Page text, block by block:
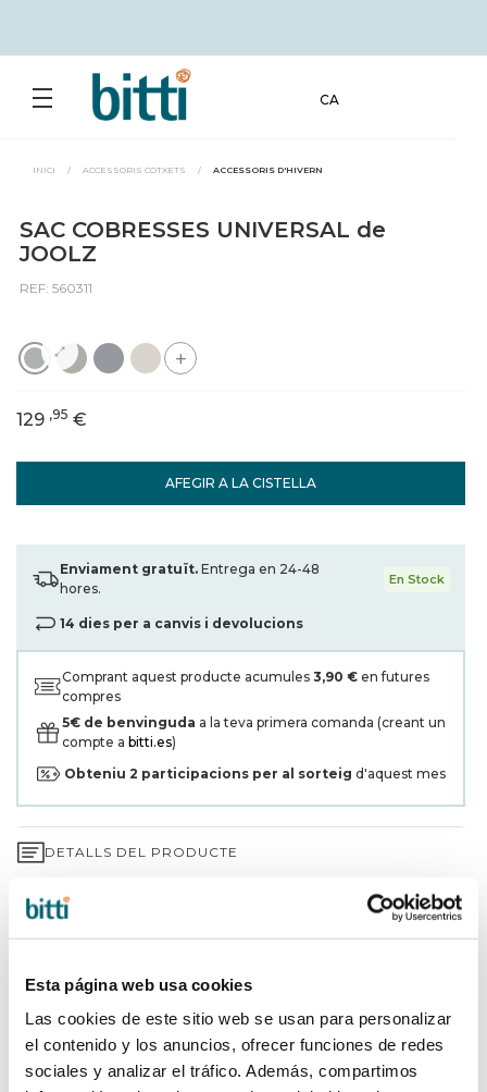
Esta página web usa cookies
Las cookies de este sitio web se usan para personalizar
el contenido y los anuncios, ofrecer funciones de redes
sociales y analizar el tráfico. Además, compartimos
CA
INICI / ACCESSORIS COTXETS / ACCESSORIS D'HIVERN
SAC COBRESSES UNIVERSAL de
JOOLZ
REF: 560311
+
AFEGIR A LA CISTELLA
129 ,95 €
Enviament gratuït. Entrega en 24-48
hores.
En Stock
14 dies per a canvis i devolucions
Comprant aquest producte acumules 3,90 € en futures
compres
5€ de benvinguda a la teva primera comanda (creant un
compte a bitti.es)
Obteniu 2 participacions per al sorteig d'aquest mes
DETALLS DEL PRODUCTE
GARANTIA DE 3 ANYS*
INFORMACIÓ DE LA MARCA